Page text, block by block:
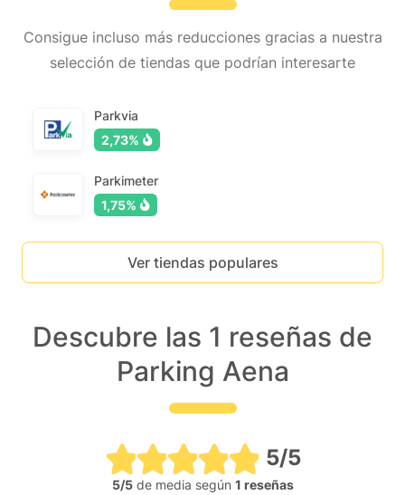
Consigue incluso más reducciones gracias a nuestra
selección de tiendas que podrían interesarte
Parkvia
2,73%
Parkimeter
1,75%
Ver tiendas populares
Descubre las 1 reseñas de
Parking Aena
5/5
5/5de media según 1 reseñas